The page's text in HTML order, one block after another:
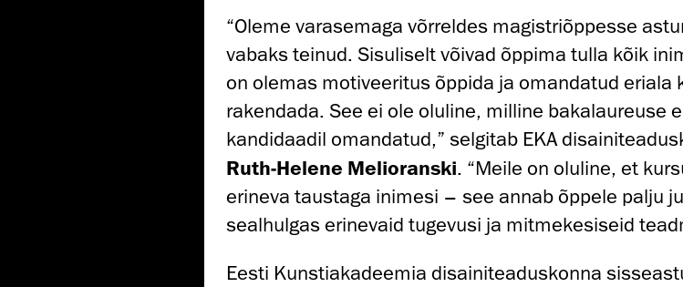
“Oleme varasemaga võrreldes magistriõppesse
vabaks teinud. Sisuliselt võivad õppima tulla kõik
on olemas motiveeritus õppida ja omandatud eriala
rakendada. See ei ole oluline, milline bakalaureuse
kandidaadil omandatud,” selgitab EKA
Ruth-Helene Melioranski. “Meile on oluline, et
erineva taustaga inimesi – see annab õppele palju
sealhulgas erinevaid tugevusi ja mitmekesiseid
Eesti Kunstiakadeemia disainiteaduskonna